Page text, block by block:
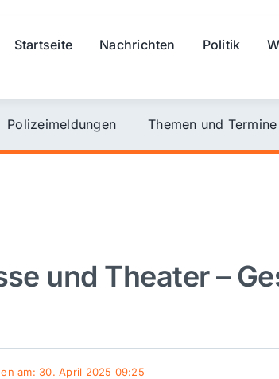
Startseite Nachrichten Politik
Polizeimeldungen Themen und Termine
und Theater –
am: 30. April 2025 09:25